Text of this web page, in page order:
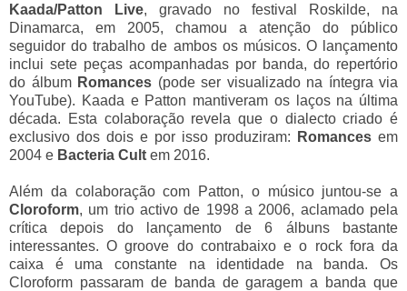
Kaada/Patton Live, gravado no festival Roskilde, na
Dinamarca, em 2005, chamou a atenção do público
seguidor do trabalho de ambos os músicos. O lançamento
inclui sete peças acompanhadas por banda, do repertório
do álbum Romances (pode ser visualizado na íntegra via
YouTube). Kaada e Patton mantiveram os laços na última
década. Esta colaboração revela que o dialecto criado é
exclusivo dos dois e por isso produziram:
Romances em
2004 e Bacteria Cult em 2016.
Além da colaboração com Patton, o músico juntou-se a
Cloroform, um trio activo de 1998 a 2006, aclamado pela
crítica
depois do lançamento de 6 álbuns bastante
interessantes. O groove do contrabaixo e o rock fora da
caixa é uma constante na identidade na banda. Os
Cloroform passaram de banda de garagem a banda que